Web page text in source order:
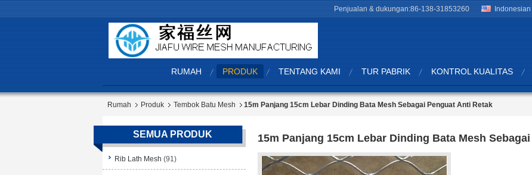
Penjualan & dukungan:86-138-31853260 Indonesian
RUMAH PRODUK TENTANG KAMI TUR PABRIK KONTROL KUALITAS
Rumah Produk Tembok Batu Mesh 15m Panjang 15cm Lebar Dinding Bata Mesh Sebagai Penguat Anti Retak
SEMUA PRODUK
Rib Lath Mesh (91)
15m Panjang 15cm Lebar Dinding Bata Mesh